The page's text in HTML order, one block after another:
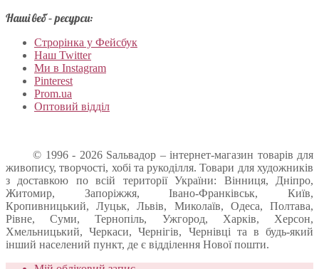
Наші веб – ресурси:
Строрінка у Фейсбук
Наш Twitter
Ми в Instagram
Pinterest
Prom.ua
Оптовий відділ
© 1996 - 2026 Sальвадор – інтернет-магазин товарів для
живопису, творчості, хобі та рукоділля. Товари для художників
з доставкою по всій території України: Вінниця, Дніпро,
Житомир, Запоріжжя, Івано-Франківськ, Київ,
Кропивницький, Луцьк, Львів, Миколаїв, Одеса, Полтава,
Рівне, Суми, Тернопіль, Ужгород, Харків, Херсон,
Хмельницький, Черкаси, Чернігів, Чернівці та в будь-який
інший населений пункт, де є відділення Нової пошти.